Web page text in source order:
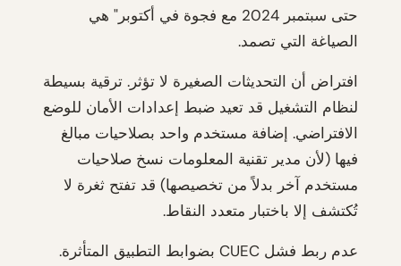
حتى سبتمبر 2024 مع فجوة في أكتوبر" هي
الصياغة التي تصمد.
افتراض أن التحديثات الصغيرة لا تؤثر. ترقية بسيطة
لنظام التشغيل قد تعيد ضبط إعدادات الأمان للوضع
الافتراضي. إضافة مستخدم واحد بصلاحيات مبالغ
فيها (لأن مدير تقنية المعلومات نسخ صلاحيات
مستخدم آخر بدلاً من تخصيصها) قد تفتح ثغرة لا
تُكتشف إلا باختبار متعدد النقاط.
عدم ربط فشل CUEC بضوابط التطبيق المتأثرة.